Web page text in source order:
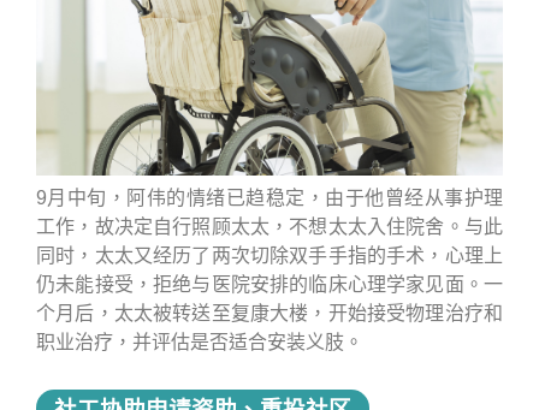
9月中旬，阿伟的情绪已趋稳定，由于他曾经从事护理
工作，故决定自行照顾太太，不想太太入住院舍。与此
同时，太太又经历了两次切除双手手指的手术，心理上
仍未能接受，拒绝与医院安排的临床心理学家见面。一
个月后，太太被转送至复康大楼，开始接受物理治疗和
职业治疗，并评估是否适合安装义肢。